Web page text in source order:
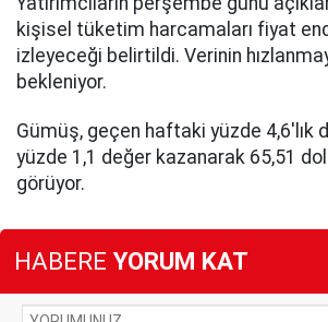
kişisel tüketim harcamaları fiyat
izleyeceği belirtildi. Verinin
bekleniyor.
Gümüş, geçen haftaki yüzde 4,6'lık
yüzde 1,1 değer kazanarak 65,51
görüyor.
HABERE YORUM KAT